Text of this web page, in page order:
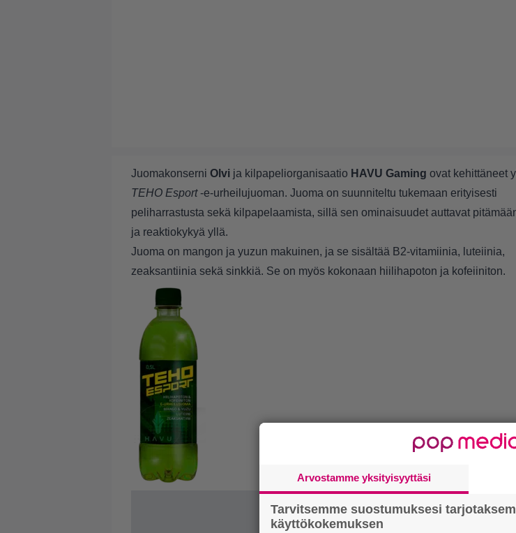
Juomakonserni Olvi ja kilpapeliorganisaatio HAVU Gaming ovat kehittäneet
TEHO Esport-e-urheilujuoman. Juoma on suunniteltu tukemaan erityisesti
peliharrastusta sekä kilpapelaamista, sillä sen ominaisuudet auttavat
ja reaktiokykyä yllä.
Juoma on mangon ja yuzun makuinen, ja se sisältää B2-vitamiinia, luteiinia,
zeaksantiinia sekä sinkkiä. Se on myös kokonaan hiilihapoton ja kofeiiniton.
Arvostamme yksityisyyttäsi
Tarvitsemme suostumuksesi
käyttökokemuksen